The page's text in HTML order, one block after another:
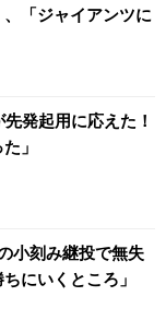
「ジャイアンツに
発起用に応えた！
」
小刻み継投で無失
にいくところ」